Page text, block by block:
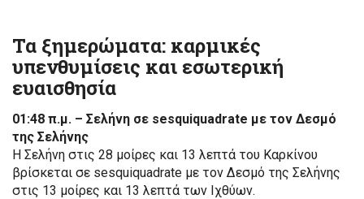
Τα ξημερώματα: καρμικές
υπενθυμίσεις και εσωτερική
ευαισθησία
01:48 π.μ. – Σελήνη σε sesquiquadrate με τον Δεσμό
της Σελήνης
Η Σελήνη στις 28 μοίρες και 13 λεπτά του Καρκίνου
βρίσκεται σε sesquiquadrate με τον Δεσμό της Σελήνης
στις 13 μοίρες και 13 λεπτά των Ιχθύων.